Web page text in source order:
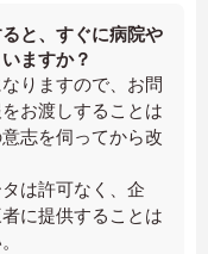
と、すぐに病院や
ますか？
りますので、お問
お渡しすることは
志を伺ってから改
は許可なく、企
に提供することは